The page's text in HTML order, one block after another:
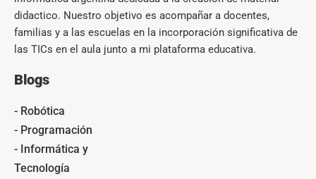
didactico. Nuestro objetivo es acompañar a docentes,
familias y a las escuelas en la incorporación significativa de
las TICs en el aula junto a mi plataforma educativa.
Blogs
- Robótica
- Programación
- Informática y
Tecnología